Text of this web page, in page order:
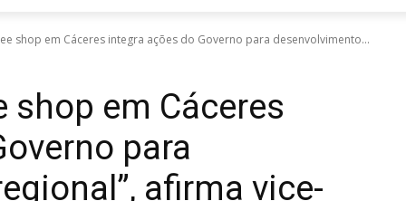
shop em Cáceres integra ações do Governo para desenvolvimento...
shop em Cáceres
para
afirma vice-